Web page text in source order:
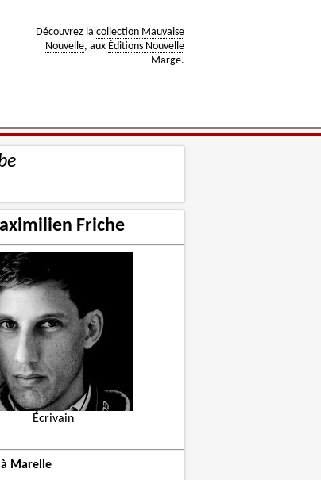
Découvrez la collection Mauvaise
Nouvelle, aux Éditions Nouvelle
Marge.
Friche
Écrivain
Marelle